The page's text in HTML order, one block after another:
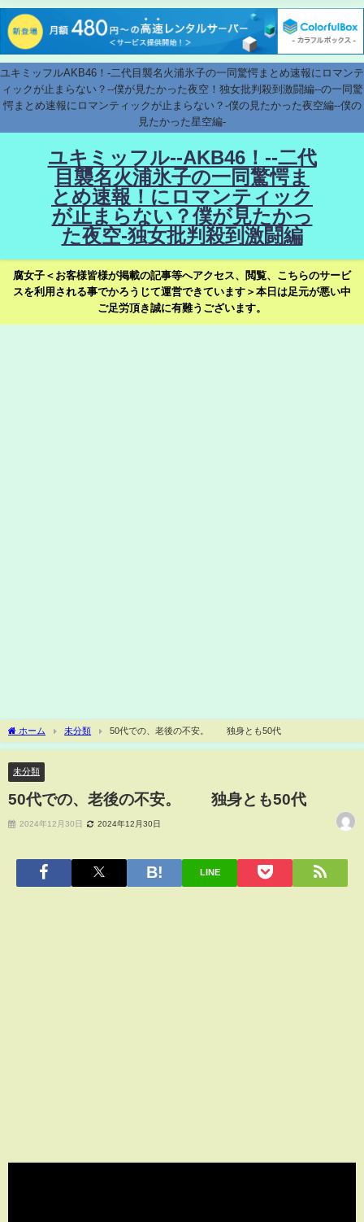
ユキミッフルAKB46！-二代目襲名火浦氷子の一同驚愕まとめ速報にロマンテ
ィックが止まらない？--僕が見たかった夜空！独女批判殺到激闘編--の一同驚
愕まとめ速報にロマンティックが止まらない？-僕の見たかった夜空編--僕の
見たかった星空編-
ユキミッフル--AKB46！--二代
目襲名火浦氷子の一同驚愕ま
とめ速報！にロマンティック
が止まらない？僕が見たかっ
た夜空-独女批判殺到激闘編
腐女子＜お客様皆様が掲載の記事等へアクセス、閲覧、こちらのサービ
スを利用される事でかろうじて運営できています＞本日は足元が悪い中
ご足労頂き誠に有難うございます。
ホーム 未分類 50代での、老後の不安。 独身とも50代
未分類
50代での、老後の不安。 独身とも50代
2024年12月30日 2024年12月30日
LINE